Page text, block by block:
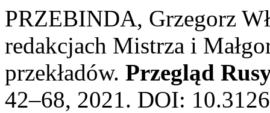
PRZEBINDA, Grzegorz
redakcjach Mistrza i
przekładów. Przegląd
42–68, 2021. DOI: